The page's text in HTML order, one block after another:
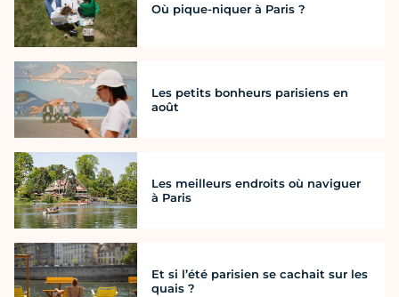
Où pique-niquer à Paris ?
Les petits bonheurs parisiens en
août
Les meilleurs endroits où naviguer
à Paris
Et si l’été parisien se cachait sur les
quais ?